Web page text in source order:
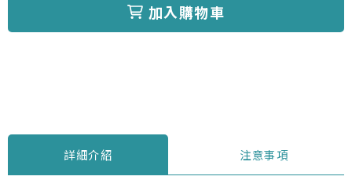
加入購物車
詳細介紹 注意事項